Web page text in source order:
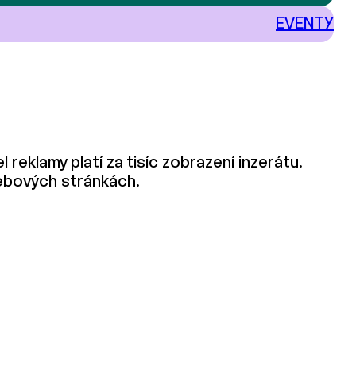
EVENTY
reklamy platí za tisíc zobrazení inzerátu.
stránkách.